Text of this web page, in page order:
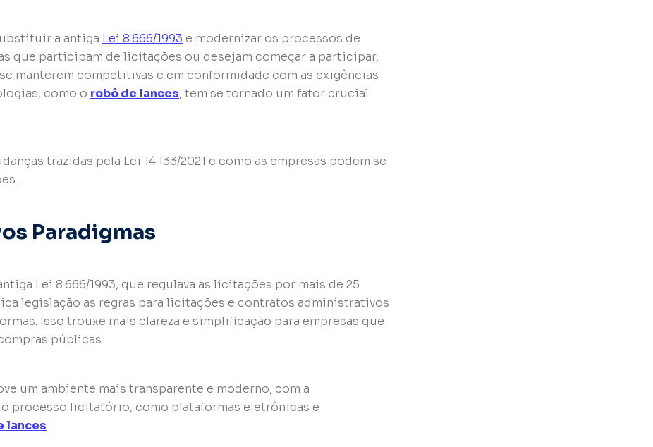
a antiga Lei 8.666/1993 e modernizar os processos de
que participam de licitações ou desejam começar a participar,
manterem competitivas e em conformidade com as exigências
como o robô de lances, tem se tornado um fator crucial
trazidas pela Lei 14.133/2021 e como as empresas podem se
Paradigmas
Lei 8.666/1993, que regulava as licitações por mais de 25
legislação as regras para licitações e contratos administrativos
Isso trouxe mais clareza e simplificação para empresas que
públicas.
um ambiente mais transparente e moderno, com a
processo licitatório, como plataformas eletrônicas e
lances.